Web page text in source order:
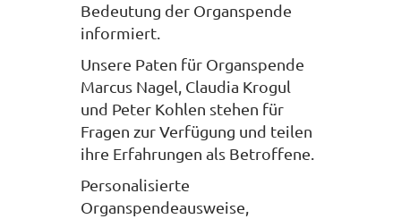
Bedeutung der Organspende
informiert.
Unsere Paten für Organspende
Marcus Nagel, Claudia Krogul
und Peter Kohlen stehen für
Fragen zur Verfügung und teilen
ihre Erfahrungen als Betroffene.
Personalisierte
Organspendeausweise,